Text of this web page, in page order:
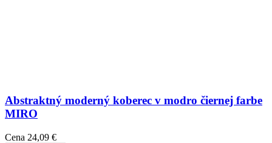
Abstraktný moderný koberec v modro čiernej farbe
MIRO
Cena 24,09 €